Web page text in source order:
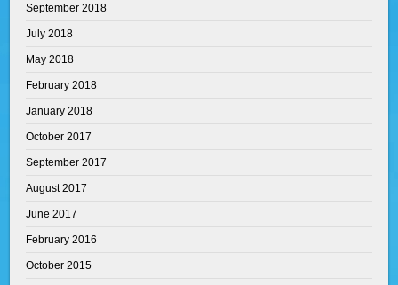
September 2018
July 2018
May 2018
February 2018
January 2018
October 2017
September 2017
August 2017
June 2017
February 2016
October 2015